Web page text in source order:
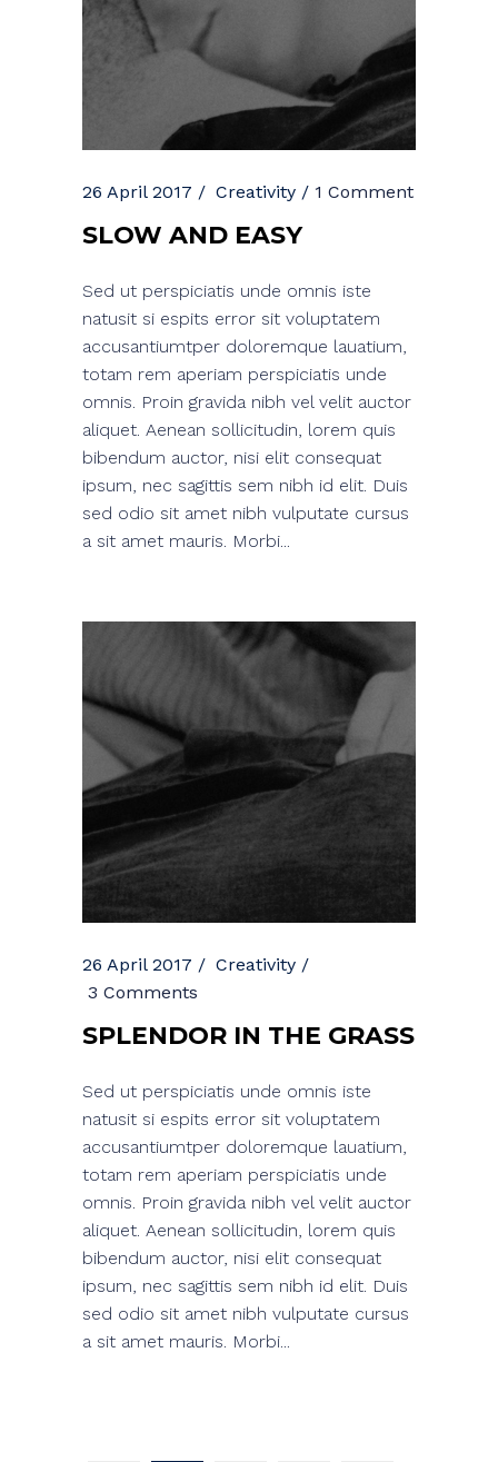
26 April 2017 Creativity 1 Comment
SLOW AND EASY
Sed ut perspiciatis unde omnis iste
natusit si espits error sit voluptatem
accusantiumtper doloremque lauatium,
totam rem aperiam perspiciatis unde
omnis. Proin gravida nibh vel velit auctor
aliquet. Aenean sollicitudin, lorem quis
bibendum auctor, nisi elit consequat
ipsum, nec sagittis sem nibh id elit. Duis
sed odio sit amet nibh vulputate cursus
a sit amet mauris. Morbi...
26 April 2017
Creativity
3 Comments
SPLENDOR IN THE GRASS
Sed ut perspiciatis unde omnis iste
natusit si espits error sit voluptatem
accusantiumtper doloremque lauatium,
totam rem aperiam perspiciatis unde
omnis. Proin gravida nibh vel velit auctor
aliquet. Aenean sollicitudin, lorem quis
bibendum auctor, nisi elit consequat
ipsum, nec sagittis sem nibh id elit. Duis
sed odio sit amet nibh vulputate cursus
a sit amet mauris. Morbi...